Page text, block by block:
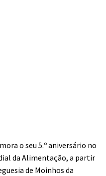
o seu 5.º aniversário no
da Alimentação, a partir
de Moinhos da